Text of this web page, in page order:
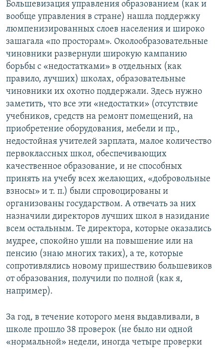
Большевизация управления образованием (как и
вообще управления в стране) нашла поддержку
люмпенизированных слоев населения и широко
зашагала «по просторам». Околообразовательные
чиновники развернули широкую кампанию
борьбы с «недостатками» в отдельных (как
правило, лучших) школах, образовательные
чиновники их охотно поддержали. Здесь нужно
заметить, что все эти «недостатки» (отсутствие
учебников, средств на ремонт помещений, на
приобретение оборудования, мебели и пр.,
недостойная учителей зарплата, малое количество
первоклассных школ, обеспечивающих
качественное образование, и не способных
принять на учебу всех желающих, «добровольные
взносы» и т. п.) были спровоцированы и
организованы государством. А отвечать за них
назначили директоров лучших школ в назидание
всем остальным. Те директора, которые оказались
мудрее, спокойно ушли на повышение или на
пенсию (знаю многих таких), а те, которые
сопротивлялись новому пришествию большевиков
от образования, получили по полной (как я,
например).
За год, в течение которого меня выдавливали, в
школе прошло 38 проверок (не было ни одной
«нормальной» недели, иногда четыре проверки